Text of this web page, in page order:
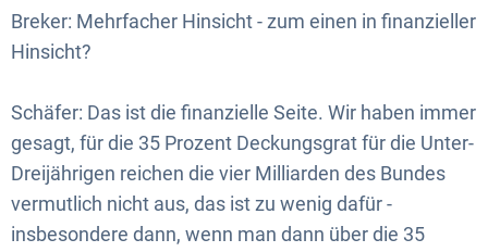
Breker: Mehrfacher Hinsicht - zum einen in finanzieller
Hinsicht?
Schäfer: Das ist die finanzielle Seite. Wir haben immer
gesagt, für die 35 Prozent Deckungsgrat für die Unter-
Dreijährigen reichen die vier Milliarden des Bundes
vermutlich nicht aus, das ist zu wenig dafür -
insbesondere dann, wenn man dann über die 35